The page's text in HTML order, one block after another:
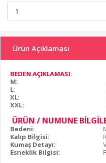
Ürün Açıklaması
BEDEN AÇIKLAMASI:
M:
L:
XL:
XXL:
ÜRÜN / NUMUNE
Bedeni:
Kalıp Bilgisi:
Kumaş Detayı:
Esneklik Bilgisi: